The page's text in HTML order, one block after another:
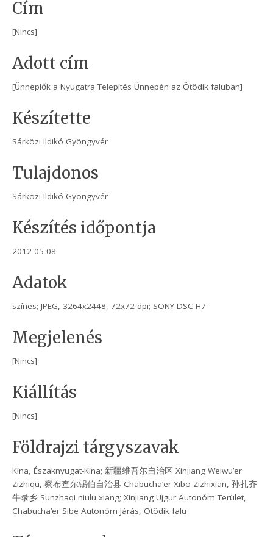
Cím
[Nincs]
Adott cím
[Ünneplők a Nyugatra Telepítés Ünnepén az Ötödik faluban]
Készítette
Sárközi Ildikó Gyöngyvér
Tulajdonos
Sárközi Ildikó Gyöngyvér
Készítés időpontja
2012-05-08
Adatok
színes; JPEG, 3264x2448, 72x72 dpi; SONY DSC-H7
Megjelenés
[Nincs]
Kiállítás
[Nincs]
Földrajzi tárgyszavak
Kína, Északnyugat-Kína; 新疆维吾尔自治区 Xinjiang Weiwu’er
Zizhiqu, 察布查尔锡伯自治县 Chabucha’er Xibo Zizhixian, 孙扎齐
牛录乡 Sunzhaqi niulu xiang; Xinjiang Ujgur Autonóm Terület,
Chabucha’er Sibe Autonóm Járás, Ötödik falu